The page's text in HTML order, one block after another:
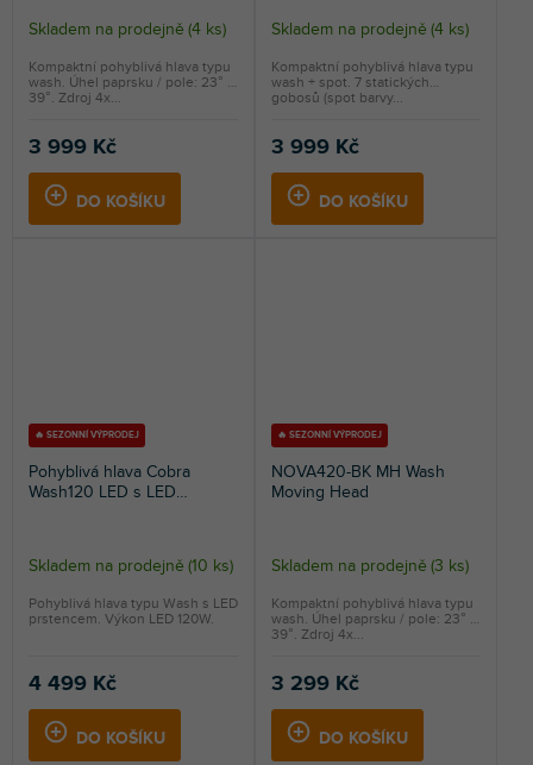
Skladem na prodejně (4 ks)
3 999 Kč
DO KOŠÍKU
Kompaktní pohyblivá hlava typu
wash. Úhel paprsku / pole: 23° /
39°. Zdroj 4x...
Skladem na prodejně (4 ks)
3 999 Kč
DO KOŠÍKU
Kompaktní pohyblivá hlava typu
wash + spot. 7 statických
gobosů (spot barvy...
🔥 SEZONNÍ VÝPRODEJ
Pohyblivá hlava Cobra
Wash120 LED s LED
Skladem na prodejně (10 ks)
4 499 Kč
DO KOŠÍKU
Pohyblivá hlava typu Wash s LED
prstencem. Výkon LED 120W.
🔥 SEZONNÍ VÝPRODEJ
NOVA420-BK MH Wash
Moving Head
Skladem na prodejně (3 ks)
3 299 Kč
DO KOŠÍKU
Kompaktní pohyblivá hlava typu
wash. Úhel paprsku / pole: 23° /
39°. Zdroj 4x...